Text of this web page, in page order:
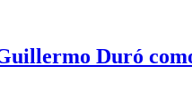
Duró